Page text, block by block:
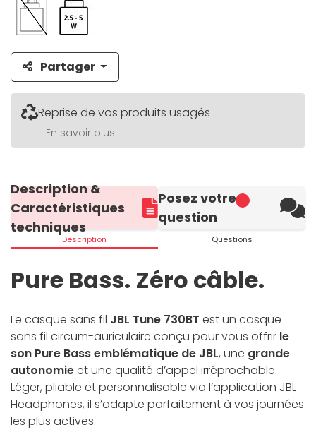
Partager
Reprise de vos produits usagés
En savoir plus
Description &
Caractéristiques
techniques
Description
Posez votre
question
Questions
Pure Bass. Zéro câble.
Le casque sans fil JBL Tune 730BT est un casque
sans fil circum-auriculaire conçu pour vous offrir le
son Pure Bass emblématique de JBL, une grande
autonomieet une qualité d’appel irréprochable.
Léger, pliable et personnalisable via l’application JBL
Headphones, il s’adapte parfaitement à vos journées
les plus actives.